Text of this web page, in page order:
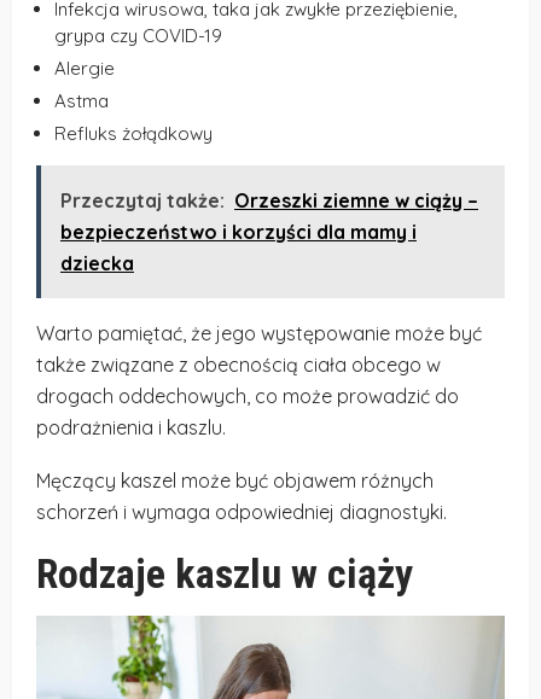
Infekcja wirusowa, taka jak zwykłe przeziębienie,
grypa czy COVID-19
Alergie
Astma
Refluks żołądkowy
Przeczytaj także: Orzeszki ziemne w ciąży –
bezpieczeństwo i korzyści dla mamy i
dziecka
Warto pamiętać, że jego występowanie może być
także związane z obecnością ciała obcego w
drogach oddechowych, co może prowadzić do
podrażnienia i kaszlu.
Męczący kaszel może być objawem różnych
schorzeń i wymaga odpowiedniej diagnostyki.
Rodzaje kaszlu w ciąży